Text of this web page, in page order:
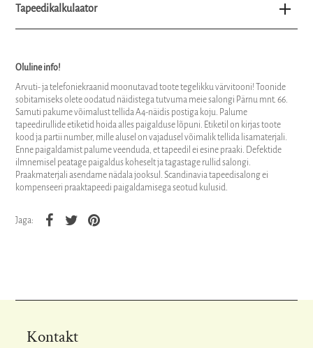
Tapeedikalkulaator
Oluline info!
Arvuti- ja telefoniekraanid moonutavad toote tegelikku värvitooni! Toonide
sobitamiseks olete oodatud näidistega tutvuma meie salongi Pärnu mnt. 66.
Samuti pakume võimalust tellida A4-näidis postiga koju. Palume
tapeedirullide etiketid hoida alles paigalduse lõpuni. Etiketil on kirjas toote
kood ja partii number, mille alusel on vajadusel võimalik tellida lisamaterjali.
Enne paigaldamist palume veenduda, et tapeedil ei esine praaki. Defektide
ilmnemisel peatage paigaldus koheselt ja tagastage rullid salongi.
Praakmaterjali asendame nädala jooksul. Scandinavia tapeedisalong ei
kompenseeri praaktapeedi paigaldamisega seotud kulusid.
Jaga:
Kontakt